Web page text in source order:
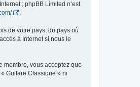
; phpBB Limited n’est
.
de votre pays, du pays où
à Internet si nous le
membre, vous acceptez que
Guitare Classique » ni